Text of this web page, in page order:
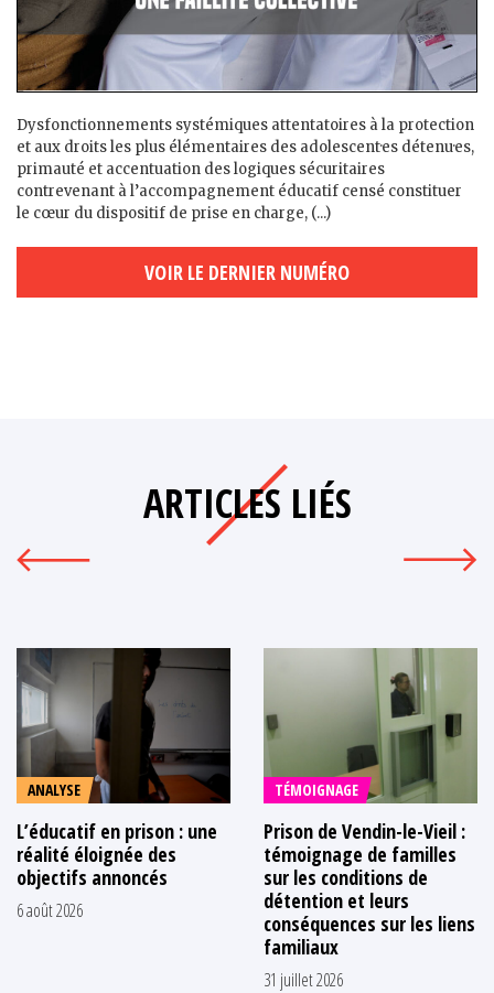
Dysfonctionnements systémiques attentatoires à la protection
et aux droits les plus élémentaires des adolescent·es détenu·es,
primauté et accentuation des logiques sécuritaires
contrevenant à l’accompagnement éducatif censé constituer
le cœur du dispositif de prise en charge, (...)
VOIR LE DERNIER NUMÉRO
ARTICLES LIÉS
ANALYSE
L’éducatif en prison : une
réalité éloignée des
objectifs annoncés
6 août 2026
TÉMOIGNAGE
Prison de Vendin-le-Vieil :
témoignage de familles
sur les conditions de
détention et leurs
conséquences sur les liens
familiaux
31 juillet 2026